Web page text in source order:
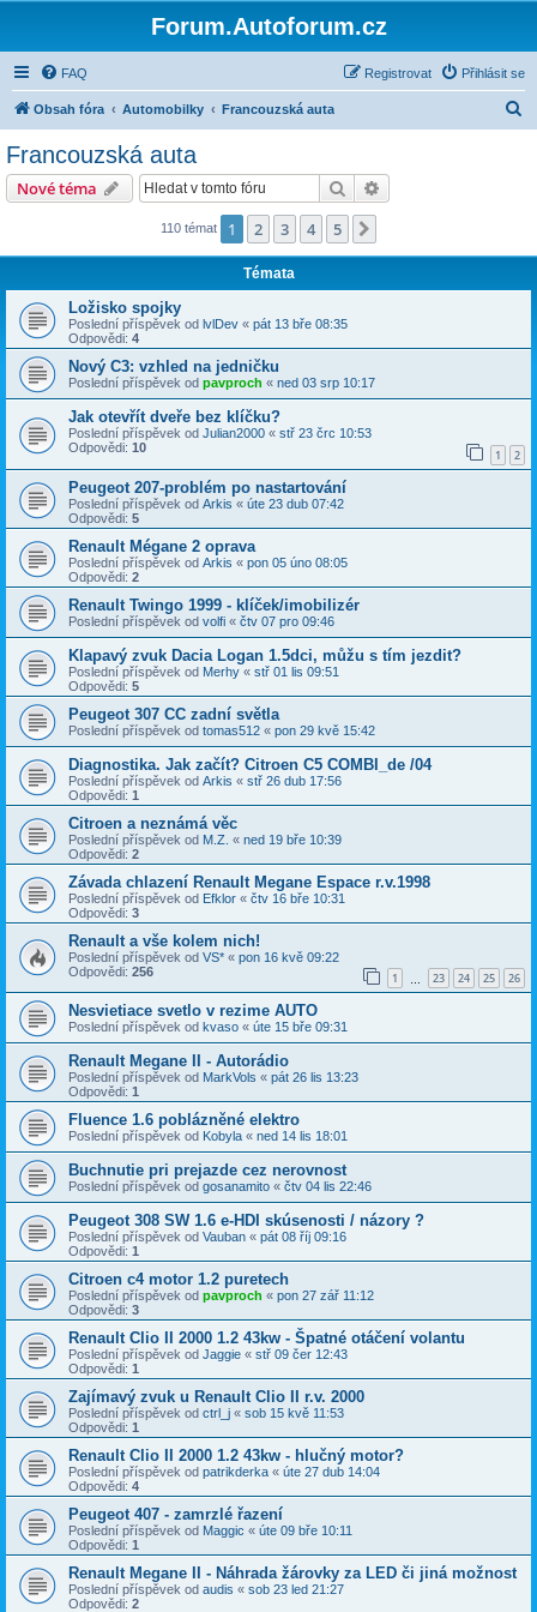
Forum.Autoforum.cz
FAQ Přihlásit se
Registrovat
Obsah fóra Automobilky Francouzská auta
Francouzská auta
Nové téma Hledat
110 témat 1 2 3 4 5
Témata
Ložisko spojky
Poslední příspěvek od lvlDev « pát 13 bře 08:35
Odpovědi: 4
Nový C3: vzhled na jedničku
Poslední příspěvek od pavproch « ned 03 srp 10:17
Jak otevřít dveře bez klíčku?
Poslední příspěvek od Julian2000 « stř 23 črc 10:53
Odpovědi: 10 1 2
Peugeot 207-problém po nastartování
Poslední příspěvek od Arkis « úte 23 dub 07:42
Odpovědi: 5
Renault Mégane 2 oprava
Poslední příspěvek od Arkis « pon 05 úno 08:05
Odpovědi: 2
Renault Twingo 1999 - klíček/imobilizér
Poslední příspěvek od volfi « čtv 07 pro 09:46
Klapavý zvuk Dacia Logan 1.5dci, můžu s tím jezdit?
Poslední příspěvek od Merhy « stř 01 lis 09:51
Odpovědi: 5
Peugeot 307 CC zadní světla
Poslední příspěvek od tomas512 « pon 29 kvě 15:42
Diagnostika. Jak začít? Citroen C5 COMBI_de /04
Poslední příspěvek od Arkis « stř 26 dub 17:56
Odpovědi: 1
Citroen a neznámá věc
Poslední příspěvek od M.Z. « ned 19 bře 10:39
Odpovědi: 2
Závada chlazení Renault Megane Espace r.v.1998
Poslední příspěvek od Efklor « čtv 16 bře 10:31
Odpovědi: 3
Renault a vše kolem nich!
Poslední příspěvek od VS* « pon 16 kvě 09:22
Odpovědi: 256 1 23 24 25 26
Nesvietiace svetlo v rezime AUTO
Poslední příspěvek od kvaso « úte 15 bře 09:31
Renault Megane II - Autorádio
Poslední příspěvek od MarkVols « pát 26 lis 13:23
Odpovědi: 1
Fluence 1.6 poblázněné elektro
Poslední příspěvek od Kobyla « ned 14 lis 18:01
Buchnutie pri prejazde cez nerovnost
Poslední příspěvek od gosanamito « čtv 04 lis 22:46
Peugeot 308 SW 1.6 e-HDI skúsenosti / názory ?
Poslední příspěvek od Vauban « pát 08 říj 09:16
Odpovědi: 1
Citroen c4 motor 1.2 puretech
Poslední příspěvek od pavproch « pon 27 zář 11:12
Odpovědi: 3
Renault Clio II 2000 1.2 43kw - Špatné otáčení volantu
Poslední příspěvek od Jaggie « stř 09 čer 12:43
Odpovědi: 1
Zajímavý zvuk u Renault Clio II r.v. 2000
Poslední příspěvek od ctrl_j « sob 15 kvě 11:53
Odpovědi: 1
Renault Clio II 2000 1.2 43kw - hlučný motor?
Poslední příspěvek od patrikderka « úte 27 dub 14:04
Odpovědi: 4
Peugeot 407 - zamrzlé řazení
Poslední příspěvek od Maggic « úte 09 bře 10:11
Odpovědi: 1
Renault Megane II - Náhrada žárovky za LED či jiná možnost
Poslední příspěvek od audis « sob 23 led 21:27
Odpovědi: 2